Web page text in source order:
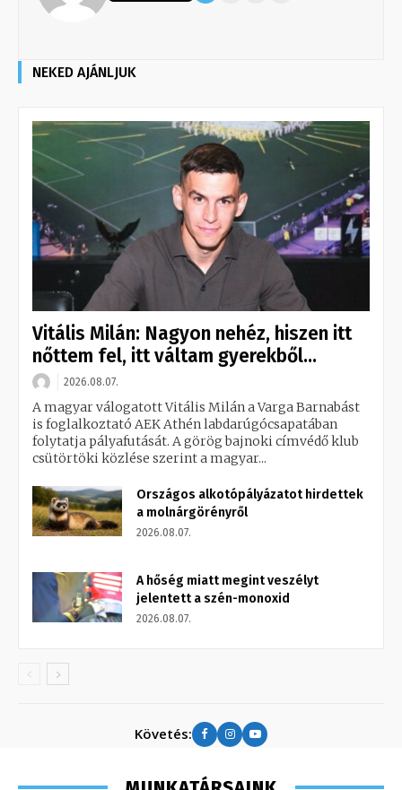
NEKED AJÁNLJUK
Vitális Milán: Nagyon nehéz, hiszen itt
nőttem fel, itt váltam gyerekből...
2026.08.07.
A magyar válogatott Vitális Milán a Varga Barnabást
is foglalkoztató AEK Athén labdarúgócsapatában
folytatja pályafutását. A görög bajnoki címvédő klub
csütörtöki közlése szerint a magyar...
Országos alkotópályázatot hirdettek
a molnárgörényről
2026.08.07.
A hőség miatt megint veszélyt
jelentett a szén-monoxid
2026.08.07.
Követés: